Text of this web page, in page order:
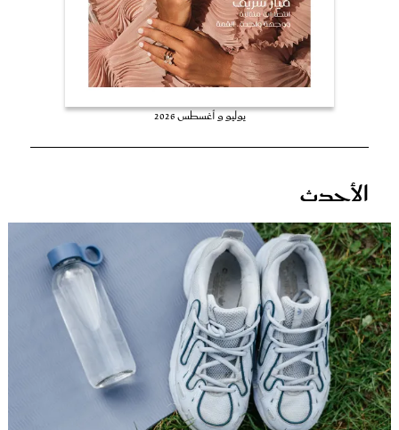
يوليو و أغسطس 2026
الأحدث
غلاف رفمي